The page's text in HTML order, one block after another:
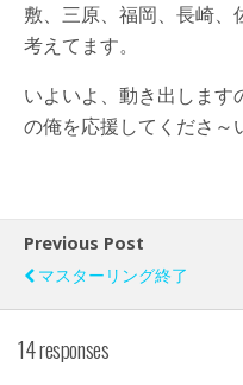
敷、三原、福岡、長崎
考えてます。
いよいよ、動き出しま
の俺を応援してくださ～
Previous Post
マスターリング終了
14 responses